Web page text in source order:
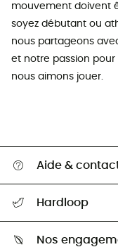
mouvement doivent
soyez débutant ou
nous partageons
et notre passion pour
nous aimons jouer.
Aide &
Guide des tailles
Hardloop
Nos